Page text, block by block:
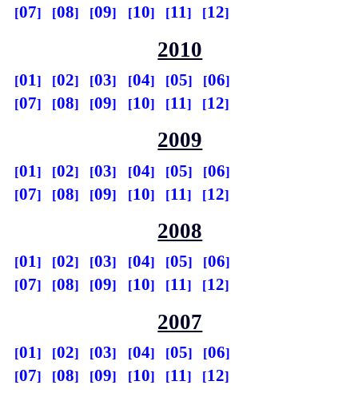
07
08 09 10 11 12
2010
01 02 03 04 05
06
07
08 09 10 11 12
2009
01 02 03 04 05
06
07
08 09 10 11 12
2008
01 02 03 04 05
06
07
08 09 10 11 12
2007
01 02 03 04 05
06
07
08 09 10 11 12